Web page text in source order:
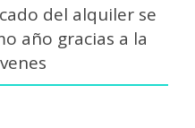
del alquiler se
año gracias a la